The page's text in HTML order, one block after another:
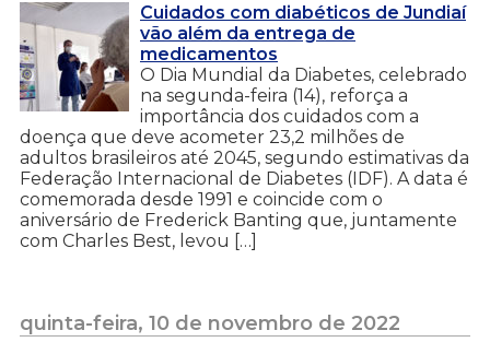
Cuidados com diabéticos de Jundiaí
vão além da entrega de
medicamentos
O Dia Mundial da Diabetes, celebrado
na segunda-feira (14), reforça a
importância dos cuidados com a
doença que deve acometer 23,2 milhões de
adultos brasileiros até 2045, segundo estimativas da
Federação Internacional de Diabetes (IDF). A data é
comemorada desde 1991 e coincide com o
aniversário de Frederick Banting que, juntamente
com Charles Best, levou […]
quinta-feira, 10 de novembro de 2022